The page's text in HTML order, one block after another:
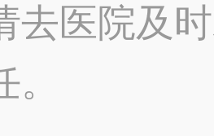
去医院及